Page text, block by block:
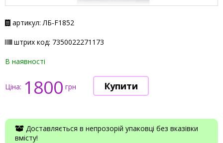
артикул: ЛБ-F1852
штрих код: 7350022271173
В наявності
Ціна: 1800 грн
Доставляється в непрозорій упаковці без вказівки
вмісту!